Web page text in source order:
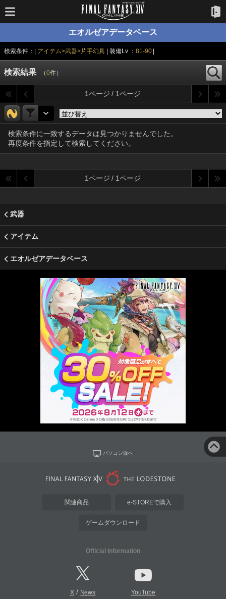
エオルゼアデータベース
検索条件：| アイテム>武器>片手幻具 | 装備Lv ： 81-90|
検索結果 （0件）
1ページ / 1ページ
検索条件に一致するデータは見つかりませんでした。
再度条件を指定して検索してください。
1ページ / 1ページ
武器
アイテム
エオルゼアデータベース
パソコン版へ
関連商品 e-STOREで購入
ゲームダウンロード
Official Information
X/ News YouTube